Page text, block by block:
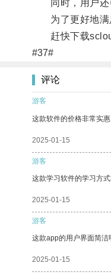
同时，用户还可
为了更好地满足
赶快下载
#37#
评论
游客
这款软件的价格非常实惠
2025-01-15
游客
这款学习软件的学习方
2025-01-15
游客
这款app的用户界面简洁
2025-01-15